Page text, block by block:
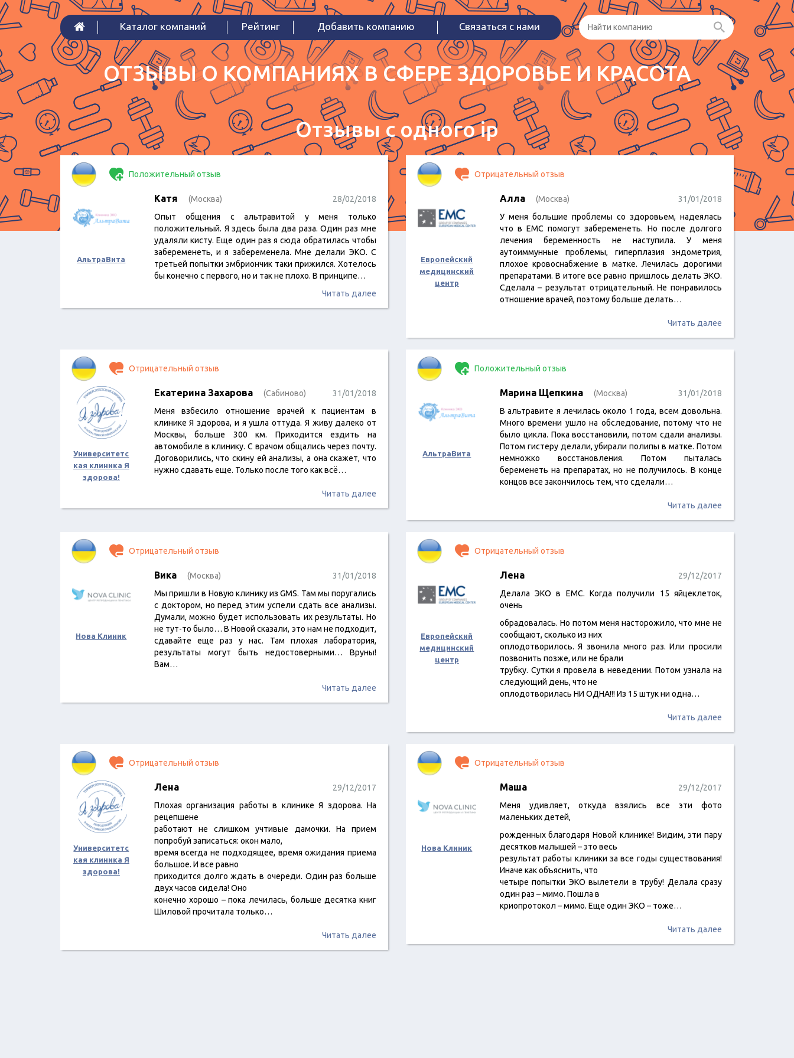
Каталог компаний Рейтинг Добавить компанию Связаться с нами
ОТЗЫВЫ О КОМПАНИЯХ В СФЕРЕ ЗДОРОВЬЕ И КРАСОТА
Отзывы с одного ip
Положительный отзыв
АльтраВита
Катя (Москва)
28/02/2018
Опыт общения с альтравитой у меня только
положительный. Я здесь была два раза. Один раз мне
удаляли кисту. Еще один раз я сюда обратилась чтобы
забеременеть, и я забеременела. Мне делали ЭКО. С
третьей попытки эмбриончик таки прижился. Хотелось
бы конечно с первого, но и так не плохо. В принципе…
Читать далее
Отрицательный отзыв
Европейский
медицинский
центр
Алла (Москва)
31/01/2018
У меня большие проблемы со здоровьем, надеялась
что в ЕМС помогут забеременеть. Но после долгого
лечения беременность не наступила. У меня
аутоиммунные проблемы, гиперплазия эндометрия,
плохое кровоснабжение в матке. Лечилась дорогими
препаратами. В итоге все равно пришлось делать ЭКО.
Сделала – результат отрицательный. Не понравилось
отношение врачей, поэтому больше делать…
Читать далее
Отрицательный отзыв
Университетс
кая клиника Я
здорова!
Екатерина Захарова (Сабиново)
31/01/2018
Меня взбесило отношение врачей к пациентам в
клинике Я здорова, и я ушла оттуда. Я живу далеко от
Москвы, больше 300 км. Приходится ездить на
автомобиле в клинику. С врачом общались через почту.
Договорились, что скину ей анализы, а она скажет, что
нужно сдавать еще. Только после того как всё…
Читать далее
Положительный отзыв
АльтраВита
Марина Щепкина (Москва)
31/01/2018
В альтравите я лечилась около 1 года, всем довольна.
Много времени ушло на обследование, потому что не
было цикла. Пока восстановили, потом сдали анализы.
Потом гистеру делали, убирали полипы в матке. Потом
немножко восстановления. Потом пыталась
беременеть на препаратах, но не получилось. В конце
концов все закончилось тем, что сделали…
Читать далее
Отрицательный отзыв
Нова Клиник
Вика (Москва)
31/01/2018
Мы пришли в Новую клинику из GMS. Там мы поругались
с доктором, но перед этим успели сдать все анализы.
Думали, можно будет использовать их результаты. Но
не тут-то было… В Новой сказали, это нам не подходит,
сдавайте еще раз у нас. Там плохая лаборатория,
результаты могут быть недостоверными… Вруны!
Вам…
Читать далее
Отрицательный отзыв
Европейский
медицинский
центр
Лена
29/12/2017
Делала ЭКО в ЕМС. Когда получили 15 яйцеклеток,
очень
обрадовалась. Но потом меня насторожило, что мне не
сообщают, сколько из них
оплодотворилось. Я звонила много раз. Или просили
позвонить позже, или не брали
трубку. Сутки я провела в неведении. Потом узнала на
следующий день, что не
оплодотворилась НИ ОДНА!!! Из 15 штук ни одна…
Читать далее
Отрицательный отзыв
Университетс
кая клиника Я
здорова!
Лена
29/12/2017
Плохая организация работы в клинике Я здорова. На
рецепшене
работают не слишком учтивые дамочки. На прием
попробуй записаться: окон мало,
время всегда не подходящее, время ожидания приема
большое. И все равно
приходится долго ждать в очереди. Один раз больше
двух часов сидела! Оно
конечно хорошо – пока лечилась, больше десятка книг
Шиловой прочитала только…
Читать далее
Отрицательный отзыв
Нова Клиник
Маша
29/12/2017
Меня удивляет, откуда взялись все эти фото
маленьких детей,
рожденных благодаря Новой клинике! Видим, эти пару
десятков малышей – это весь
результат работы клиники за все годы существования!
Иначе как объяснить, что
четыре попытки ЭКО вылетели в трубу! Делала сразу
один раз – мимо. Пошла в
криопротокол – мимо. Еще один ЭКО – тоже…
Читать далее